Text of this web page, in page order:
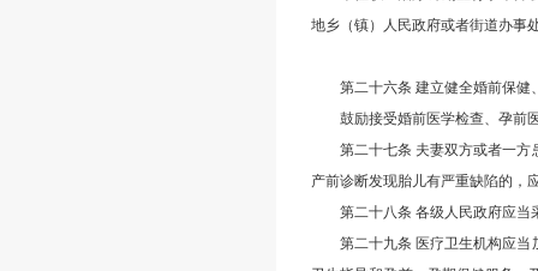
地乡（镇）人民政府或者街道办事
第二十六条 建立健全婚前保
鼓励接受婚前医学检查、孕前
第二十七条 夫妻双方或者一
产前诊断发现胎儿有严重缺陷的，
第二十八条 各级人民政府应
第二十九条 医疗卫生机构应